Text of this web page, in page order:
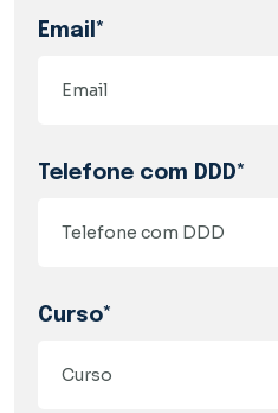
Email*
Telefone com DDD*
Curso*